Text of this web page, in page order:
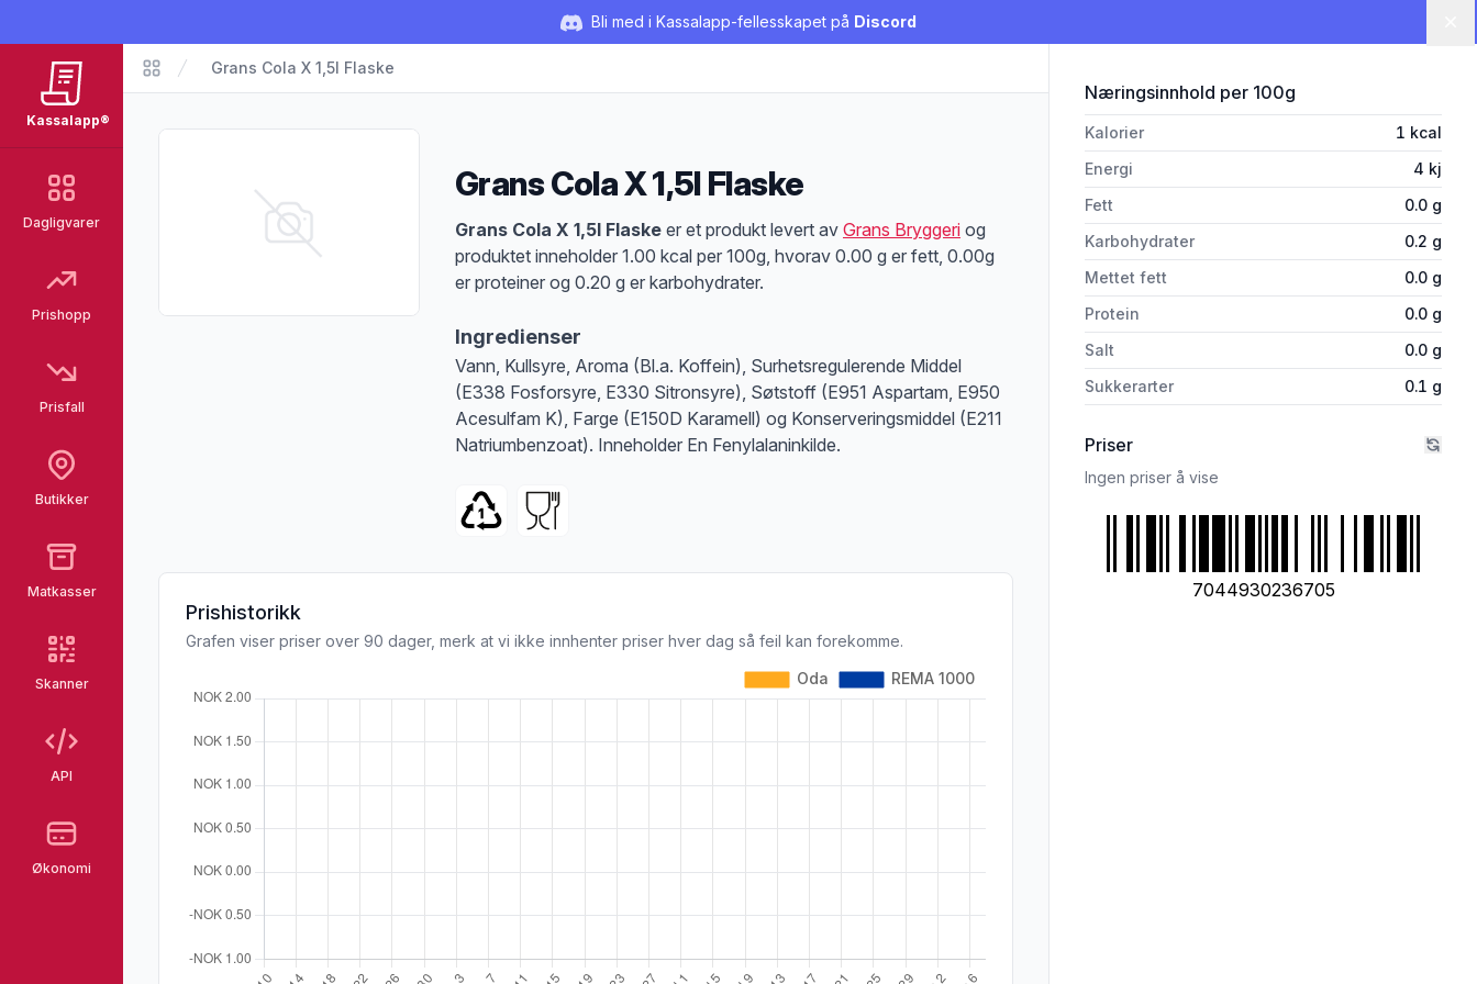
Bli med i Kassalapp-fellesskapet på Discord
Kassalapp®
Dagligvarer
Prishopp
Prisfall
Butikker
Matkasser
Skanner
API
Økonomi
Matvarer
Grans Cola X 1,5l Flaske
Grans Cola X 1,5l Flaske
Produktbeskrivelse
Grans Cola X 1,5l Flaske er et produkt levert av Grans Bryggeri og
produktet inneholder 1.00 kcal per 100g, hvorav 0.00 g er fett, 0.00g
er proteiner og 0.20 g er karbohydrater.
Ingredienser
Vann, Kullsyre, Aroma (Bl.a. Koffein), Surhetsregulerende Middel
(E338 Fosforsyre, E330 Sitronsyre), Søtstoff (E951 Aspartam, E950
Acesulfam K), Farge (E150D Karamell) og Konserveringsmiddel (E211
Natriumbenzoat). Inneholder En Fenylalaninkilde.
Prishistorikk
Grafen viser priser over 90 dager, merk at vi ikke innhenter priser hver dag så feil kan forekomme.
Næringsinnhold for 'Grans Cola X 1,5l Flaske'
per 100g
Kalorier 1 kcal
Energi
4 kj
Fett
0.0 g
Karbohydrater
0.2 g
Mettet fett
0.0 g
Protein
0.0 g
Salt
0.0 g
Sukkerarter
0.1 g
Priser
Ingen priser å vise
7044930236705